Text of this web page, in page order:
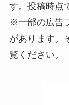
す。投稿時点
※一部の広告
があります。
覧ください。